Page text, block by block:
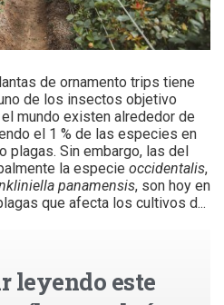
de ornamento trips tiene
de los insectos objetivo
mundo existen alrededor de
el 1 % de las especies en
plagas. Sin embargo, las del
la especie occidentalis,
panamensis, son hoy en
que afecta los cultivos d...
leyendo este